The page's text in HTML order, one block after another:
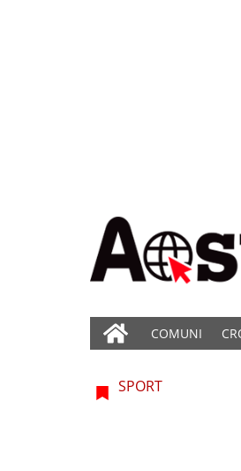
COMUNI
SPORT